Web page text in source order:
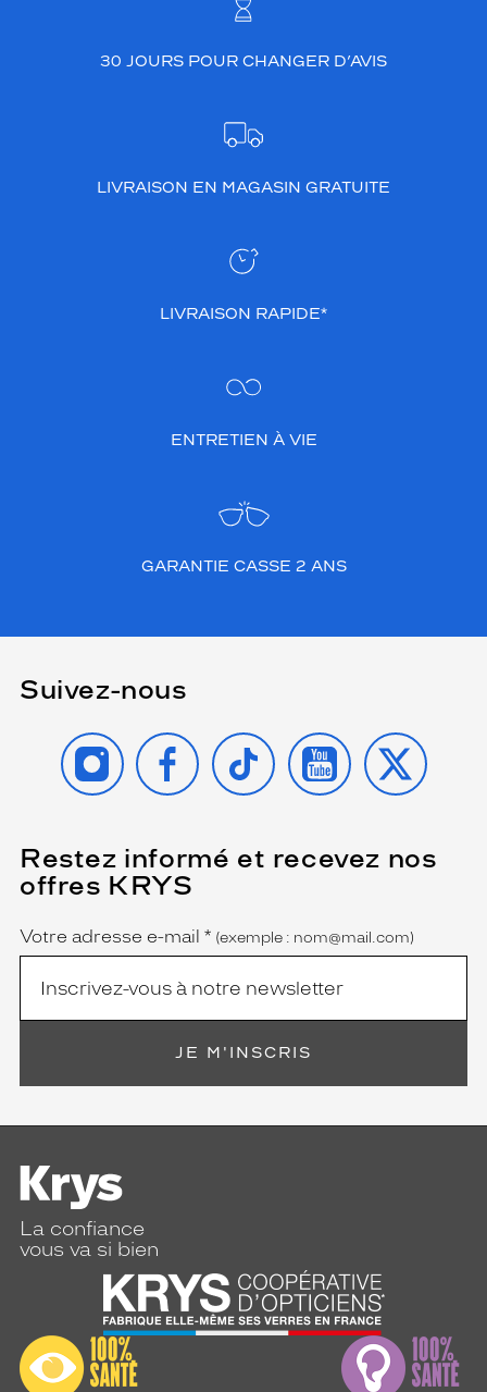
30 JOURS POUR CHANGER D’AVIS
LIVRAISON EN MAGASIN GRATUITE
LIVRAISON RAPIDE*
ENTRETIEN À VIE
GARANTIE CASSE 2 ANS
Suivez-nous
INSTAGRAMFACEBOOK
TIKTOK YOUTUBE
X
Restez informé et recevez nos
offres KRYS
Name
Votre adresse e-mail *
(Ce
champ
est
(exemple : nom@mail.com)
JE M'INSCRIS
La confiance
vous va si bien